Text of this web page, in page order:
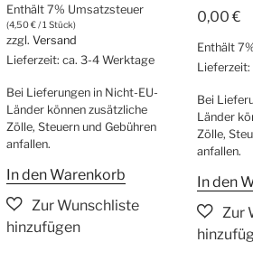
Enthält 7% Umsatzsteuer
(4,50€/ 1 Stück)
zzgl.Versand
Lieferzeit: ca. 3-4 Werktage
Bei Lieferungen in Nicht-EU-
Länder können zusätzliche
Zölle, Steuern und Gebühren
anfallen.
In den Warenkorb
0,00€
Enthält
Bei
Länder
Zölle,
anfallen.
In den